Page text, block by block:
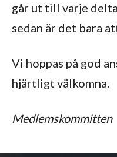
går ut till varje
sedan är det bara
Vi hoppas på god
hjärtligt välkomna.
Medlemskommitten